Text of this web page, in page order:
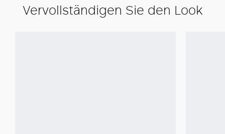
Vervollständigen Sie den Look